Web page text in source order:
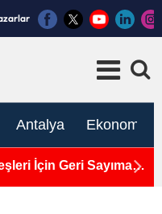
Antalya Ekonomi
İçin Geri Sayıma